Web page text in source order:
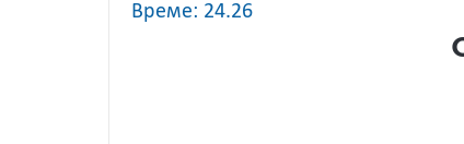
Време: 24.26